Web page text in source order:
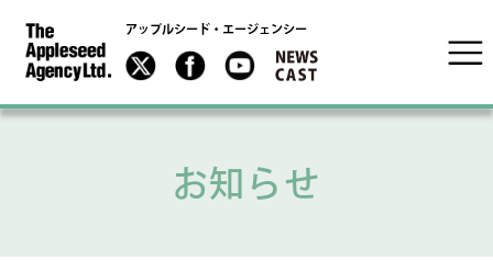
アップルシード・エージェンシー
お知らせ